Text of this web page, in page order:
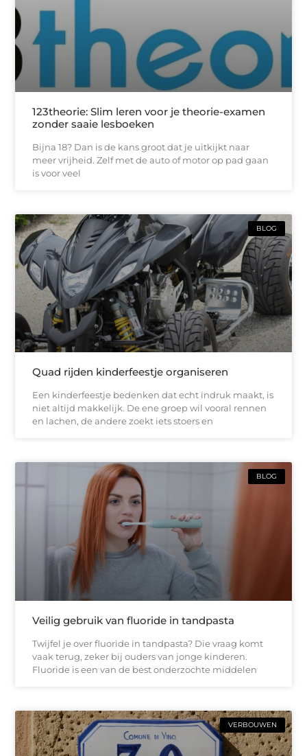
123theorie: Slim leren voor je theorie-examen
zonder saaie lesboeken
Bijna 18? Dan is de kans groot dat je uitkijkt naar
meer vrijheid. Zelf met de auto of motor op pad gaan
is voor veel
BLOG
Quad rijden kinderfeestje organiseren
Een kinderfeestje bedenken dat echt indruk maakt, is
niet altijd makkelijk. De ene groep wil vooral rennen
en lachen, de andere zoekt iets stoers en
BLOG
Veilig gebruik van fluoride in tandpasta
Twijfel je over fluoride in tandpasta? Die vraag komt
vaak terug, zeker bij ouders van jonge kinderen.
Fluoride is een van de best onderzochte middelen
VERBOUWEN